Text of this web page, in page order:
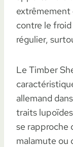
contre le
régulier,
Le Timber
allemand
traits
se rapproche
malamute ou